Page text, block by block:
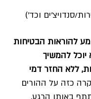
סנדויצ'ים וכד')
להוראות הבטיחות
להמשיך
ללא החזר דמי
כזה על ההורים